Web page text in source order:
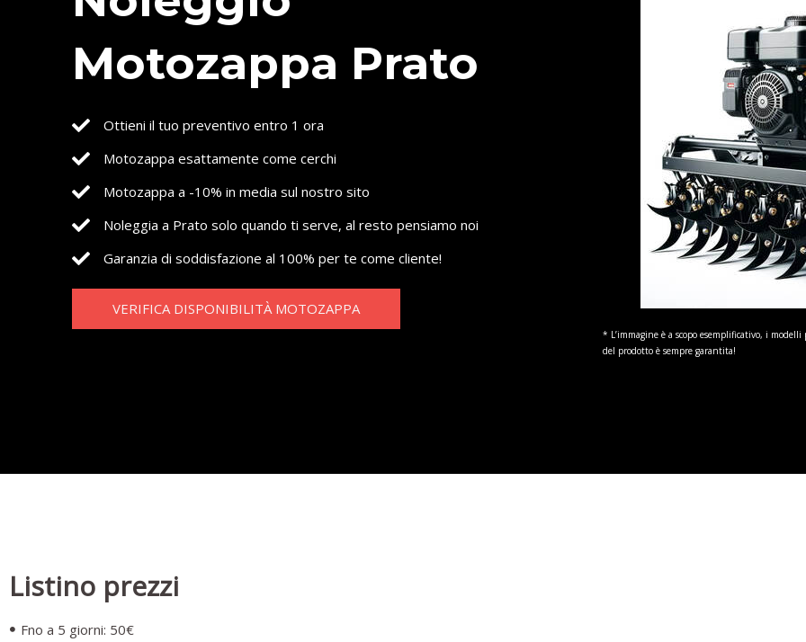
Motozappa Prato
Ottieni il tuo preventivo entro 1 ora
Motozappa esattamente come cerchi
Motozappa a -10% in media sul nostro sito
Noleggia a Prato solo quando ti serve, al resto pensiamo noi
Garanzia di soddisfazione al 100% per te come cliente!
VERIFICA DISPONIBILITÀ MOTOZAPPA
* L’immagine è a scopo esemplificativo, i
del prodotto è sempre garantita!
Listino prezzi
Fno a 5 giorni: 50€